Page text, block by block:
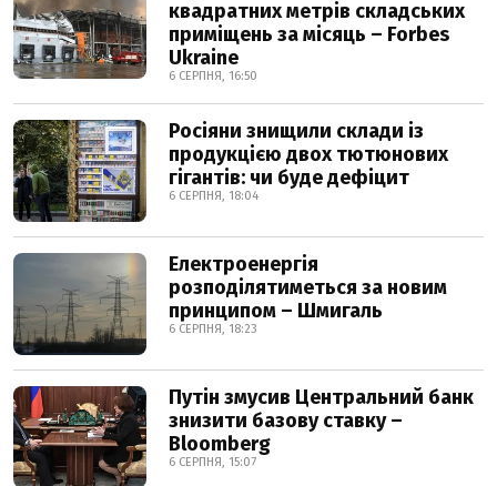
квадратних метрів складських
приміщень за місяць – Forbes
Ukraine
6 СЕРПНЯ, 16:50
Росіяни знищили склади із
продукцією двох тютюнових
гігантів: чи буде дефіцит
6 СЕРПНЯ, 18:04
Електроенергія
розподілятиметься за новим
принципом – Шмигаль
6 СЕРПНЯ, 18:23
Путін змусив Центральний банк
знизити базову ставку –
Bloomberg
6 СЕРПНЯ, 15:07